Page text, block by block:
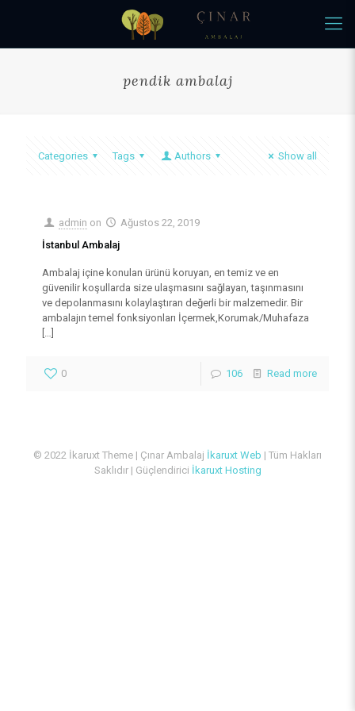
pendik ambalaj
Categories Tags Authors Show all
admin on
Ağustos 22, 2019
İstanbul Ambalaj
Ambalaj içine konulan ürünü koruyan, en temiz ve en
güvenilir koşullarda size ulaşmasını sağlayan, taşınmasını
ve depolanmasını kolaylaştıran değerli bir malzemedir. Bir
ambalajın temel fonksiyonları İçermek,Korumak/Muhafaza
[…]
0 106 Read more
© 2022 İkaruxt Theme | Çınar Ambalaj İkaruxt Web | Tüm Hakları
Saklıdır | Güçlendirici İkaruxt Hosting